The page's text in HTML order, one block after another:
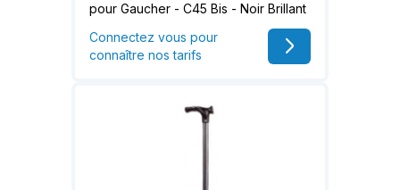
pour Gaucher - C45 Bis - Noir Brillant
Connectez vous pour
connaître nos tarifs